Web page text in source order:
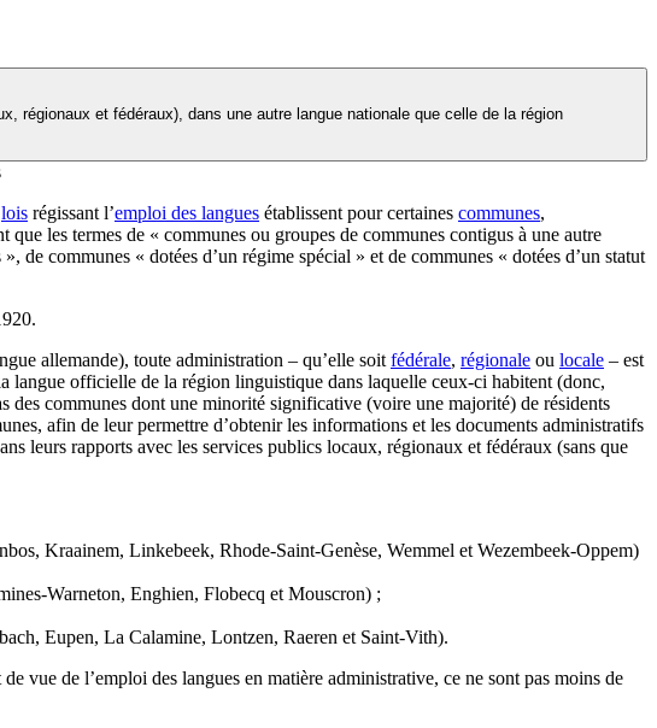
régionaux et fédéraux), dans une autre langue nationale que celle de la région
lois régissant l’emploi des langues établissent pour certaines communes,
que les termes de « communes ou groupes de communes contigus à une autre
communes « dotées d’un régime spécial » et de communes « dotées d’un statut
allemande), toute administration – qu’elle soit fédérale, régionale ou locale – est
langue officielle de la région linguistique dans laquelle ceux-ci habitent (donc,
des communes dont une minorité significative (voire une majorité) de résidents
afin de leur permettre d’obtenir les informations et les documents administratifs
leurs rapports avec les services publics locaux, régionaux et fédéraux (sans que
Kraainem, Linkebeek, Rhode-Saint-Genèse, Wemmel et Wezembeek-Oppem)
Warneton, Enghien, Flobecq et Mouscron) ;
Eupen, La Calamine, Lontzen, Raeren et Saint-Vith).
vue de l’emploi des langues en matière administrative, ce ne sont pas moins de